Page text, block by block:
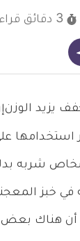
3 دقائق
شارك على تيليجرام - ديلي ميديكال انفو
استخدامها
شربه بدلاً
في خبز
بل أن هناك